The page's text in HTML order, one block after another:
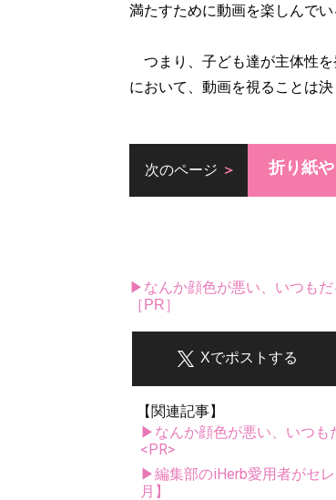
満たすために動画を楽しんでい
つまり、子ども達が主体性を
において、動画を視ることは
次のページ 折り紙
▶なんか顔色が悪い、いつもだ
［PR］
Xでポストする
【関連記事】
▶なんか顔色が悪い、いつも
<PR>
▶編集部のiHerb愛用者がセ
月】